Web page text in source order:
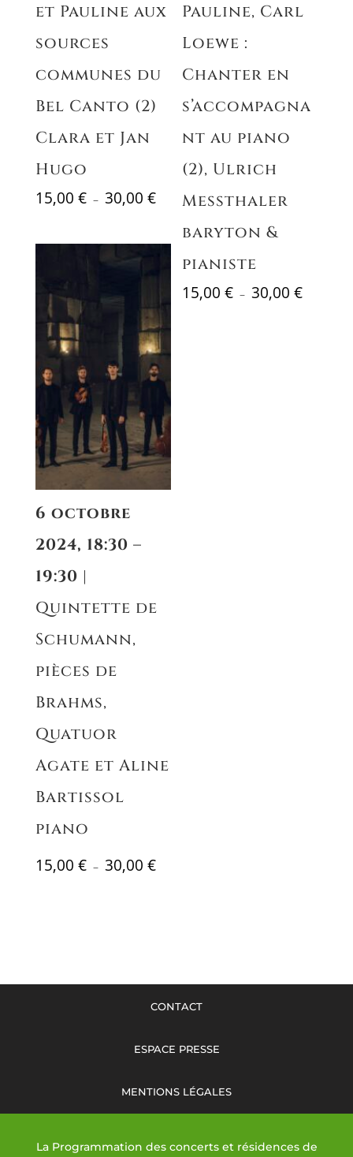
et Pauline aux
sources
communes du
Bel Canto (2)
Clara et Jan
Hugo
15,00 € – 30,00 €Plage
15,00 €
30,00 €
Pauline, Carl
Loewe :
Chanter en
s’accompagna
nt au piano
(2), Ulrich
Messthaler
baryton &
pianiste
15,00€ – 30,00€Plage
6 octobre
2024, 18:30 –
19:30 |
Quintette de
Schumann,
pièces de
Brahms,
Quatuor
Agate et Aline
Bartissol
piano
15,00 € – 30,00 €Plage
CONTACT
ESPACE PRESSE
MENTIONS LÉGALES
La Programmation des concerts et résidences de